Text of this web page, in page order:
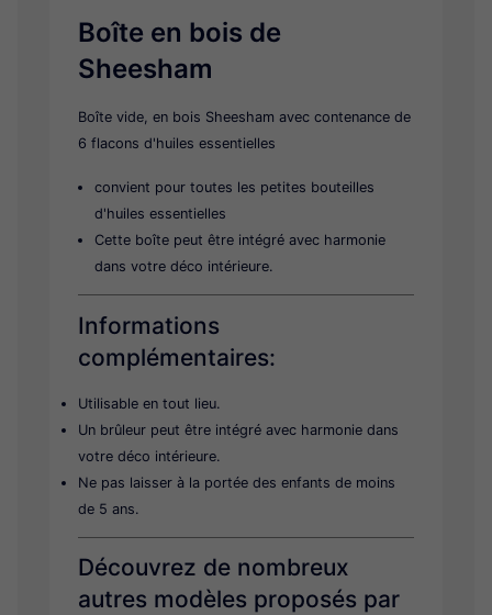
Tirelire
Boule à neige
Boîte en bois de
Sheesham
Boîte vide, en bois Sheesham avec contenance de
6 flacons d'huiles essentielles
convient pour toutes les petites bouteilles
d'huiles essentielles
Cette boîte peut être intégré avec harmonie
dans votre déco intérieure.
Informations
complémentaires:
Utilisable en tout lieu.
Un brûleur peut être intégré avec harmonie dans
votre déco intérieure.
Ne pas laisser à la portée des enfants de moins
de 5 ans.
Découvrez de nombreux
autres modèles proposés par